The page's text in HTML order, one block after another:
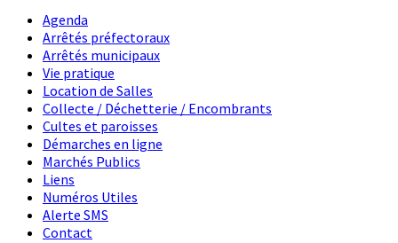
Agenda
Arrêtés préfectoraux
Arrêtés municipaux
Vie pratique
Location de Salles
Collecte / Déchetterie / Encombrants
Cultes et paroisses
Démarches en ligne
Marchés Publics
Liens
Numéros Utiles
Alerte SMS
Contact